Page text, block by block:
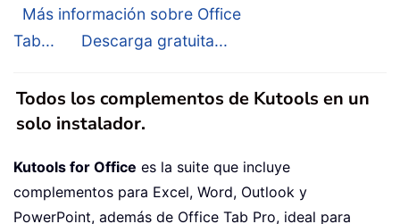
Más información sobre Office
Tab...
Descarga gratuita...
Todos los complementos de Kutools en un
solo instalador.
Kutools for Office es la suite que incluye
complementos para Excel, Word, Outlook y
PowerPoint, además de Office Tab Pro, ideal para